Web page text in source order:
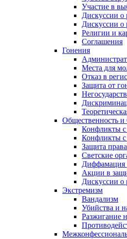
Участие в
Дискуссии о
Дискуссии о
Религии и
Соглашения
Гонения
Места для
Отказ в
Защита от
Общественность
Конфликты с
Конфликты с
Защита
Светские
Диффамация
Акции в
Дискуссии о
Экстремизм
Вандализм
Убийства и
Разжигание